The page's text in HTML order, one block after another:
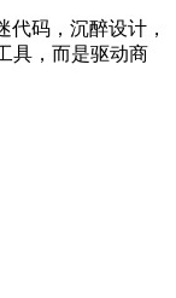
码，沉醉设计，
具，而是驱动商